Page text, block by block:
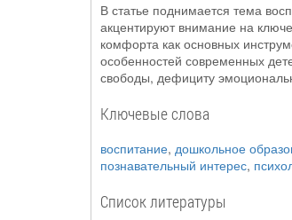
В статье поднимается тема
акцентируют внимание на
комфорта как основных
особенностей современных
свободы, дефициту
Ключевые слова
воспитание, дошкольное
познавательный интерес,
Список литературы